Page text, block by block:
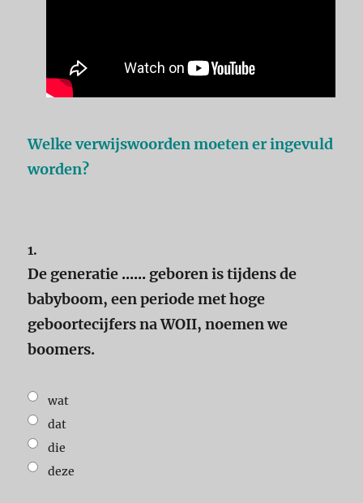
Welke verwijswoorden moeten er ingevuld
worden?
1.
De generatie ...... geboren is tijdens de
babyboom, een periode met hoge
geboortecijfers na WOII, noemen we
boomers.
wat
dat
die
deze